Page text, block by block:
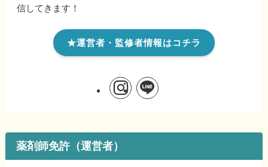
信してきます！
★運営者・監修者情報はコチラ
薬剤師免許（運営者）